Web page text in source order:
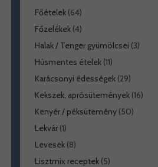
Főételek(64)
Főzelékek(4)
Halak / Tenger gyümölcsei (3)
Húsmentes ételek(11)
Karácsonyi édességek(29)
Kekszek, aprósütemények(16)
Kenyér / péksütemény(50)
Lekvár(1)
Levesek(8)
Lisztmix receptek(5)